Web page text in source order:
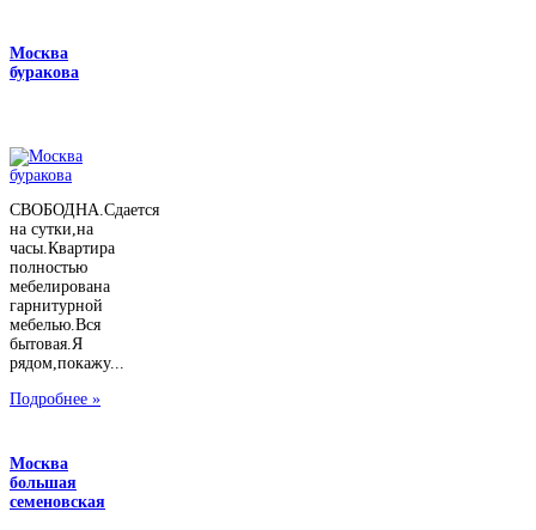
Москва
буракова
СВОБОДНА.Сдается
на сутки,на
часы.Квартира
полностью
мебелирована
гарнитурной
мебелью.Вся
бытовая.Я
рядом,покажу...
Подробнее »
Москва
большая
семеновская